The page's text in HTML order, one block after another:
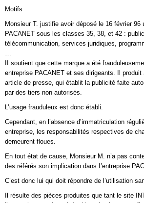
Motifs
Monsieur T. justifie avoir déposé le 16 février 96
PACANET sous les classes 35, 38, et 42 :
télécommunication, services juridiques,
…
II soutient que cette marque a été
entreprise PACANET et ses dirigeants. Il produit
article de presse, qui établit la publicité faite
par des tiers non autorisés.
L’usage frauduleux est donc établi.
Cependant, en l’absence d’immatriculation
entreprise, les responsabilités respectives de
demeurent floues.
En tout état de cause, Monsieur M. n’a pas
des référés son implication dans I’entreprise
C’est donc lui qui doit répondre de l’utilisation
Il résulte des pièces produites que tant le site